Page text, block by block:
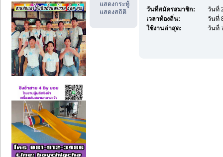
แสดงกระทู้
แสดงสถิติ
วันที่สมัครสมาชิก:
วันที่
เวลาท้องถิ่น:
วันที่
ใช้งานล่าสุด:
วันที่